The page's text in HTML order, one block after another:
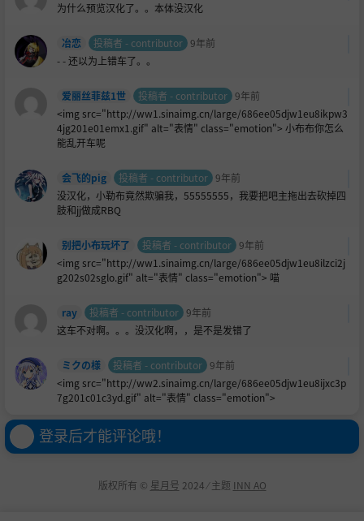
为什么预览汉化了。。本体没汉化
冶恋 投稿者 - contributor 9年前
- - 还以为上错车了。。
爱丽丝菲兹1世 投稿者 - contributor 9年前
<img src="http://ww1.sinaimg.cn/large/686ee05djw1eu8ikpw3
4jg201e01emx1.gif" alt="表情" class="emotion"> 小布布你怎么
能乱开车呢
会飞的pig 投稿者 - contributor 9年前
没汉化，小勒布竟然欺骗我，55555555，我要把吧主拖出去砍掉四
肢和jj做成RBQ
别把小布玩坏了 投稿者 - contributor 9年前
<img src="http://ww1.sinaimg.cn/large/686ee05djw1eu8ilzci2j
g202s02sglo.gif" alt="表情" class="emotion"> 喵
ray 投稿者 - contributor 9年前
这车不对啊。。。没汉化啊，，是不是发错了
ミクの様 投稿者 - contributor 9年前
<img src="http://ww2.sinaimg.cn/large/686ee05djw1eu8ijxc3p
7g201c01c3yd.gif" alt="表情" class="emotion">
登录后才能评论哦！
版权所有 © 星月号 2024 ⁄ 主题 INN AO